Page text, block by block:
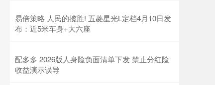
易倍策略 人民的揽胜! 五菱星光L定档4月10日发
布：近5米车身+大六座
配多多 2026版人身险负面清单下发 禁止分红险
收益演示误导